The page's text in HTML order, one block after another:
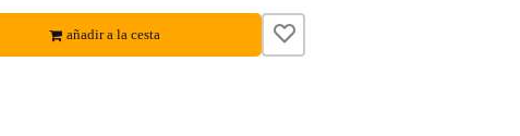
añadir a la cesta